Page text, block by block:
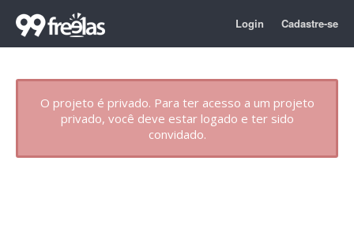
Login Cadastre-se
O projeto é privado. Para ter acesso a um projeto
privado, você deve estar logado e ter sido
convidado.